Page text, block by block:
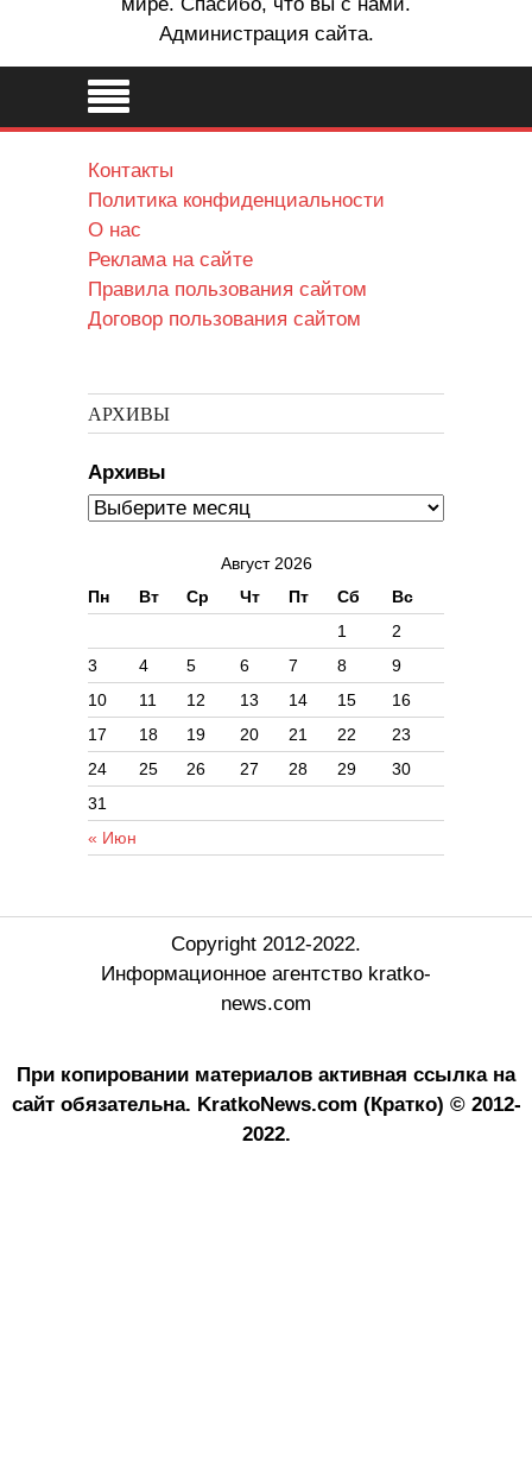
мире. Спасибо, что вы с нами.
Администрация сайта.
Контакты
Политика конфиденциальности
О нас
Реклама на сайте
Правила пользования сайтом
Договор пользования сайтом
АРХИВЫ
Архивы
Август 2026
Пн
Вт Ср Чт Пт Сб Вс
« Июн
1
2
3
4 5 6 7 8
9
10
11 12 13 14 15
16
17
18 19 20 21 22
23
24
25 26 27 28 29
30
31
Copyright 2012-2022.
Информационное агентство kratko-
news.com
При копировании материалов активная ссылка на
сайт обязательна. KratkoNews.com (Кратко) © 2012-
2022.